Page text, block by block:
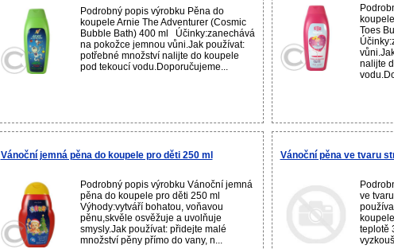
Podrobný popis výrobku Pěna do
koupele Arnie The Adventurer (Cosmic
Bubble Bath) 400 ml Účinky:zanechává
na pokožce jemnou vůni.Jak používat:
potřebné množství nalijte do koupele
pod tekoucí vodu.Doporučujeme...
Toes
nalijte
Vánoční jemná pěna do koupele pro děti 250 ml
Podrobný popis výrobku Vánoční jemná
pěna do koupele pro děti 250 ml
Výhody:vytváří bohatou, voňavou
pěnu,skvěle osvěžuje a uvolňuje
smysly.Jak používat: přidejte malé
množství pěny přímo do vany, n...
Vánoční pěna ve tvaru
ve
teplotě